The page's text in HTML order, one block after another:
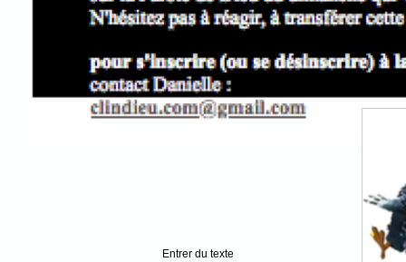
Entrer du texte